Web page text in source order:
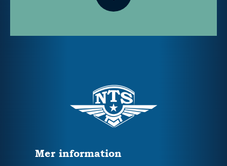
Mer information